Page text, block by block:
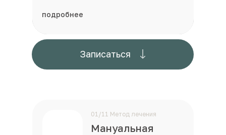
Записаться
подробнее
подробнее
Мануальная
01/11 Метод лечения